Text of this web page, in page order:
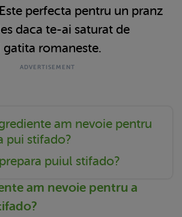
perfecta pentru un pranz
daca te-ai saturat de
romaneste.
am nevoie pentru
pui stifado?
puiul stifado?
am nevoie pentru a